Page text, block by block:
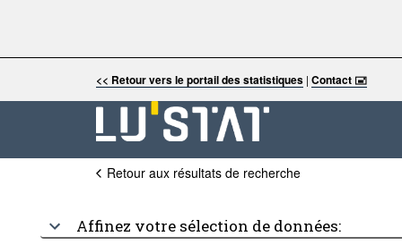
<< Retour vers le portail des statistiques |Contact 🖃
Retour aux résultats de recherche
Affinez votre sélection de données: